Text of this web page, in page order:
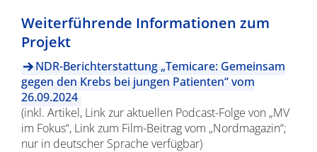
Weiterführende Informationen zum
Projekt
NDR-Berichterstattung „Temicare: Gemeinsam
gegen den Krebs bei jungen Patienten“ vom
26.09.2024
(inkl. Artikel, Link zur aktuellen Podcast-Folge von „MV
im Fokus“, Link zum Film-Beitrag vom „Nordmagazin“;
nur in deutscher Sprache verfügbar)